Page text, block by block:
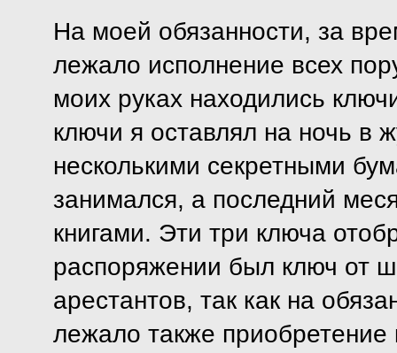
На моей обязанности, за
лежало исполнение всех
моих руках находились
ключи я оставлял на ночь в
несколькими секретными
занимался, а последний
книгами. Эти три ключа
распоряжении был ключ от
арестантов, так как на
лежало также приобретение